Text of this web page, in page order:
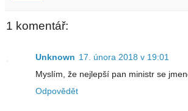
1 komentář:
Unknown 17. února 2018 v 19:01
Myslím, že nejlepší pan ministr se
Odpovědět